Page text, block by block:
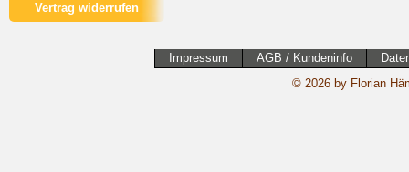
Vertrag widerrufen
Impressum AGB / Kundeninfo
© 2026 by Florian